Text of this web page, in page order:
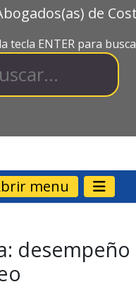
de
tecla ENTER para
menu
desempeño